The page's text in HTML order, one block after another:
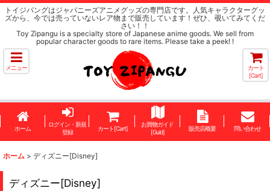
トイジパングはジャパニーズアニメグッズの専門店です。人気キャラクターグッ
ズから、今では売っていないレア物まで販売しています！ぜひ、覗いてみてくだ
さい！！
Toy Zipangu is a specialty store of Japanese anime goods. We sell from
popular character goods to rare items. Please take a peek! !
メニュー
カート
[Cart]
ホーム
ログイン・新規
登録
カート[Cart]
お買物ガイド
[Guid]
販売店概要 問い合わせ
ホーム > ディズニー[Disney]
ディズニー[Disney]